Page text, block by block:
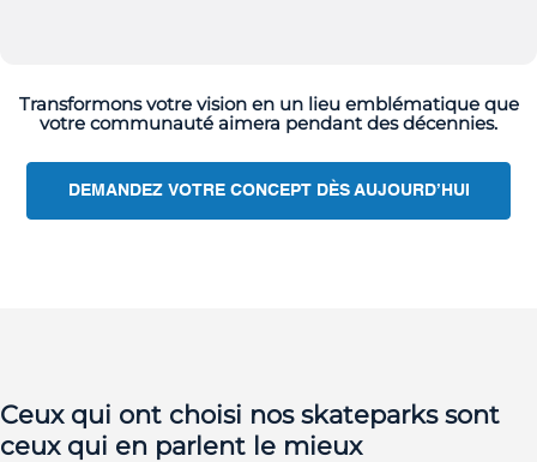
Transformons votre vision en un lieu emblématique que
votre communauté aimera pendant des décennies.
DEMANDEZ VOTRE CONCEPT DÈS AUJOURD’HUI
Ceux qui ont choisi nos skateparks sont
ceux qui en parlent le mieux